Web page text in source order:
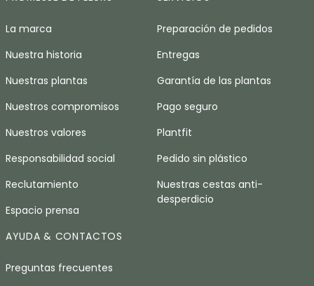
La marca
Nuestra historia
Nuestras plantas
Nuestros compromisos
Nuestros valores
Responsabilidad social
Reclutamiento
Espacio prensa
Preparación de pedidos
Entregas
Garantía de las plantas
Pago seguro
Plantfit
Pedido sin plástico
Nuestras cestas anti-
desperdicio
AYUDA & CONTACTOS
Preguntas frecuentes